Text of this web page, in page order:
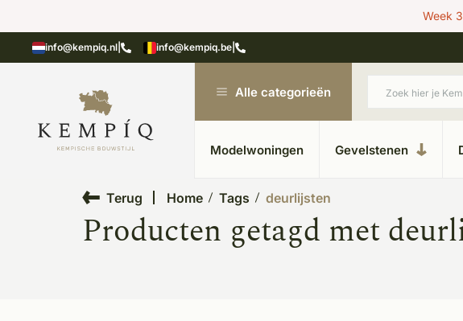
Week
info@kempiq.nl info@kempiq.be
in Kesteren Unieke materialen in kempische bouwstijl
Alle categorieën
Modelwoningen Gevelstenen
Terug Home Tags deurlijsten
Producten getagd met